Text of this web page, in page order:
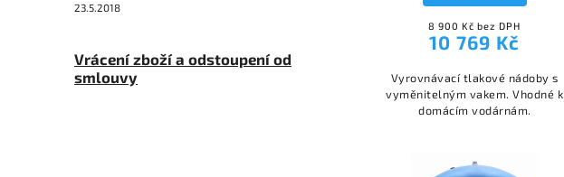
23.5.2018
Vrácení zboží a odstoupení od
smlouvy
8 900 Kč bez DPH
10 769 Kč
Vyrovnávací tlakové nádoby s
vyměnitelným vakem. Vhodné k
domácím vodárnám.